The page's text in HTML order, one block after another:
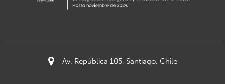
Av. República 105, Santiago, Chile